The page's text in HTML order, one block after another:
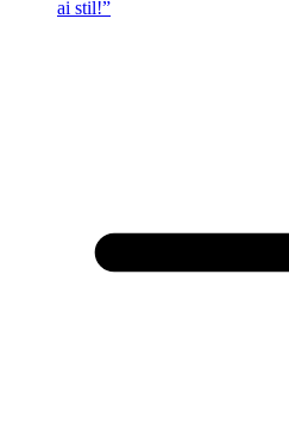
ai stil!”